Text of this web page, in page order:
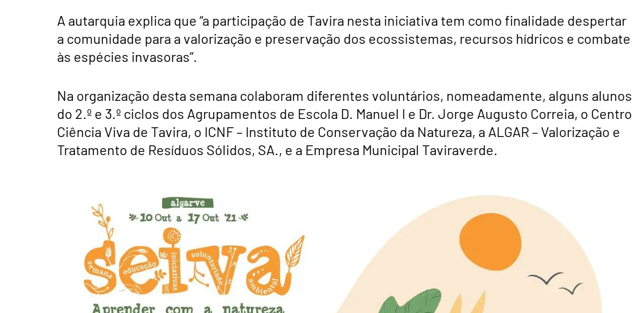
A autarquia explica que “a participação de Tavira nesta iniciativa tem como finalidade despertar
a comunidade para a valorização e preservação dos ecossistemas, recursos hídricos e combate
às espécies invasoras”.
Na organização desta semana colaboram diferentes voluntários, nomeadamente, alguns alunos
do 2.º e 3.º ciclos dos Agrupamentos de Escola D. Manuel I e Dr. Jorge Augusto Correia, o Centro
Ciência Viva de Tavira, o ICNF – Instituto de Conservação da Natureza, a ALGAR – Valorização e
Tratamento de Resíduos Sólidos, SA., e a Empresa Municipal Taviraverde.